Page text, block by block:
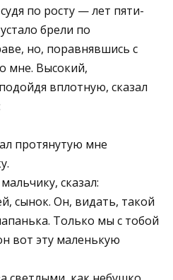
по росту — лет пяти-
брели по
но, поравнявшись с
мне. Высокий,
вплотную, сказал
протянутую мне
сказал:
сынок. Он, видать, такой
Только мы с тобой
вот эту маленькую